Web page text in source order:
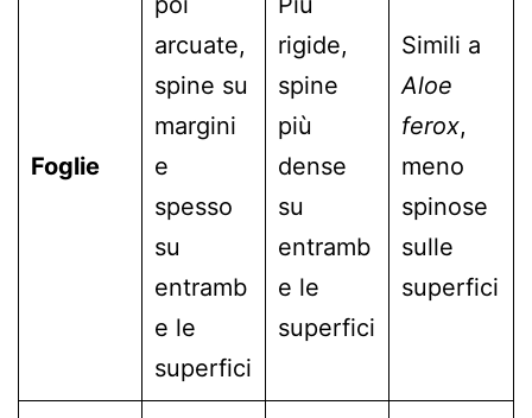
Foglie
arcuate,
spine su
margini
e
spesso
su
entramb
e le
superfici
rigide,
spine
più
dense
su
entramb
e le
superfici
Simili a
Aloe
ferox,
meno
spinose
sulle
superfici